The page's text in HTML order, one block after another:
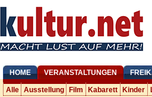
HOME VERANSTALTUNGEN
Alle Ausstellung Film Kabarett Kinder